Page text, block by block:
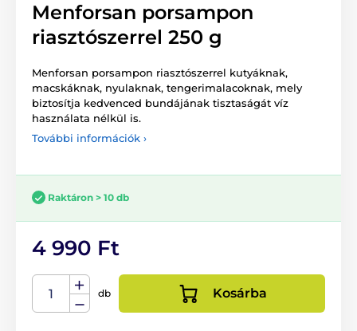
Menforsan porsampon
riasztószerrel 250 g
Menforsan porsampon riasztószerrel kutyáknak,
macskáknak, nyulaknak, tengerimalacoknak, mely
biztosítja kedvenced bundájának tisztaságát víz
használata nélkül is.
További információk ›
Raktáron > 10 db
4 990 Ft
db Kosárba